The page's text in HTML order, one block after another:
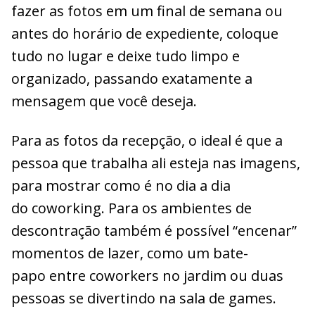
fazer as fotos em um final de semana ou
antes do horário de expediente, coloque
tudo no lugar e deixe tudo limpo e
organizado, passando exatamente a
mensagem que você deseja.
Para as fotos da recepção, o ideal é que a
pessoa que trabalha ali esteja nas imagens,
para mostrar como é no dia a dia
do coworking. Para os ambientes de
descontração também é possível “encenar”
momentos de lazer, como um bate-
papo entre coworkers no jardim ou duas
pessoas se divertindo na sala de games.